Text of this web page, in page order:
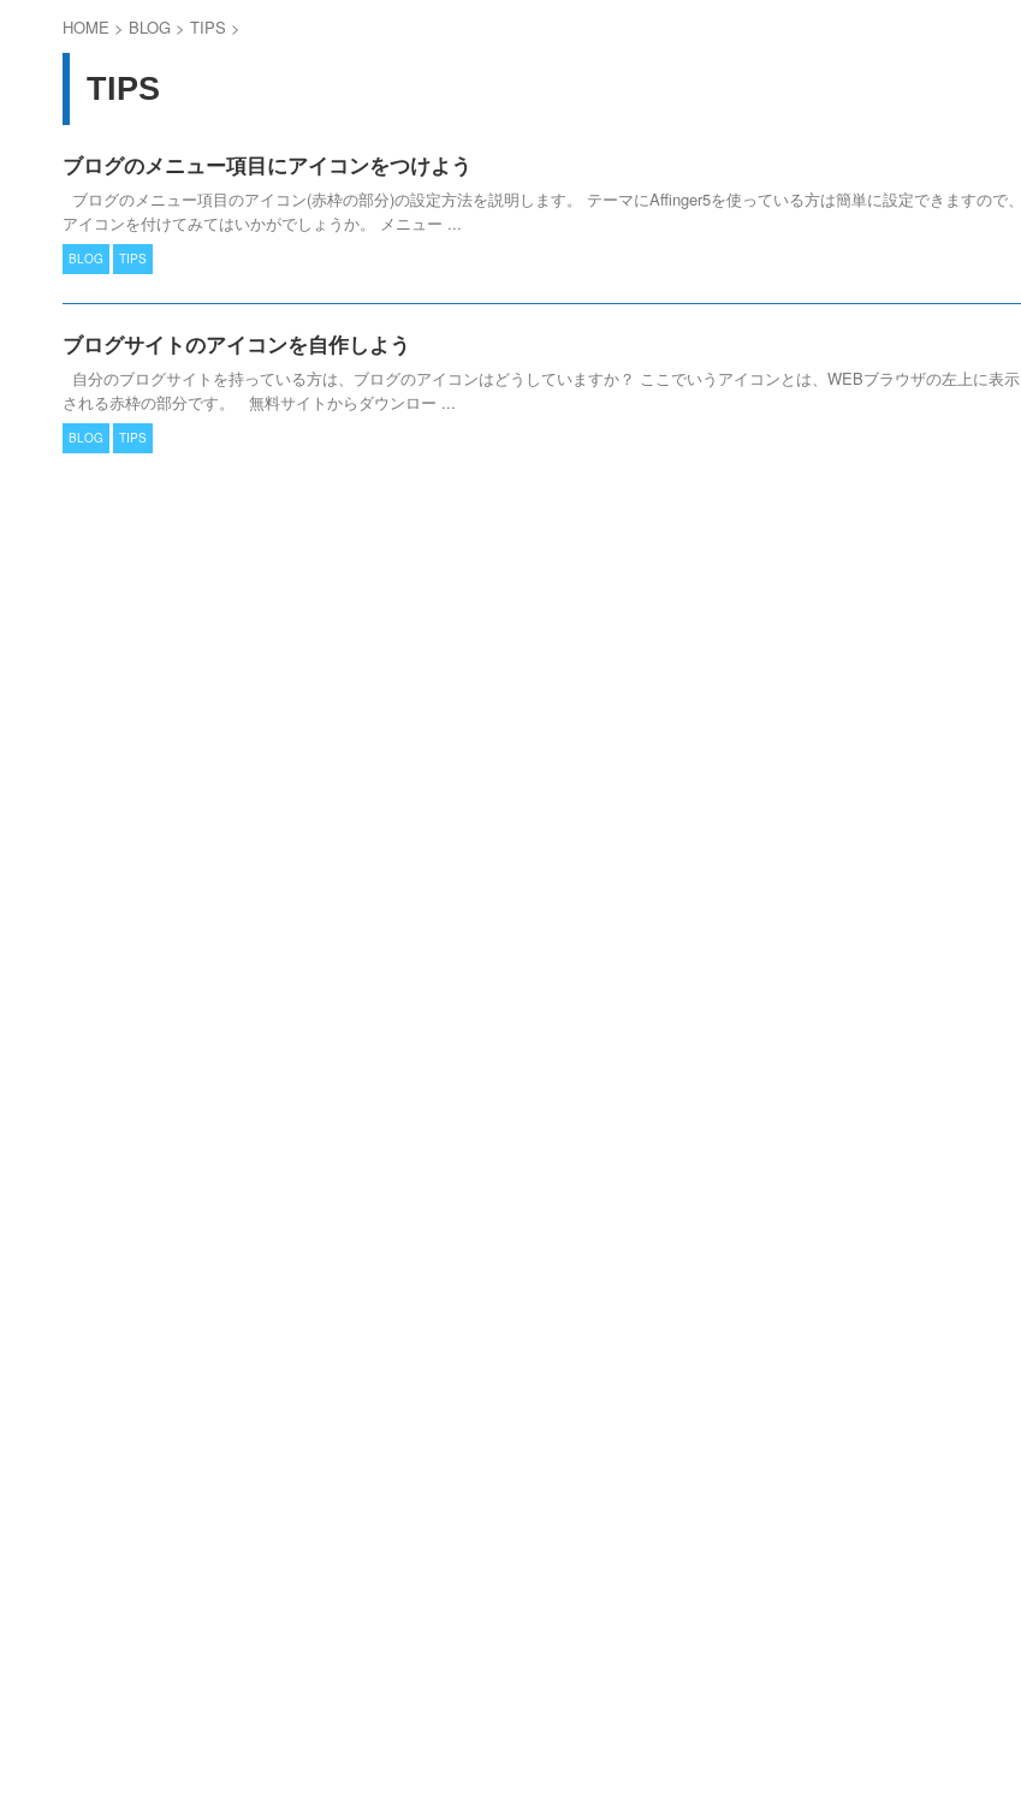
HOME > BLOG > TIPS >
TIPS
ブログのメニュー項目にアイコンをつけよう
ブログのメニュー項目のアイコン(赤枠の部分)の設定方法を説明します。 テーマにAffinger5を使っている方は簡単に設定できますので、
アイコンを付けてみてはいかがでしょうか。 メニュー ...
BLOG TIPS
ブログサイトのアイコンを自作しよう
自分のブログサイトを持っている方は、ブログのアイコンはどうしていますか？ ここでいうアイコンとは、WEBブラウザの左上に表示
される赤枠の部分です。 無料サイトからダウンロー ...
BLOG TIPS